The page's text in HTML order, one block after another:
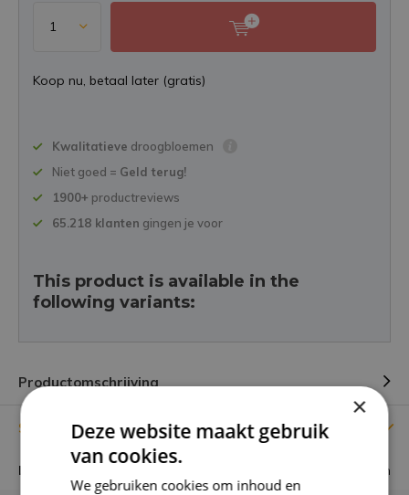
Koop nu, betaal later (gratis)
Kwalitatieve droogbloemen
Niet goed = Geld terug!
1900+ productreviews
65.218 klanten gingen je voor
This product is available in the
following variants:
Productomschrijving
Specificaties
Lengte 90 cm
×
Deze website maakt gebruik
van cookies.
We gebruiken cookies om inhoud en